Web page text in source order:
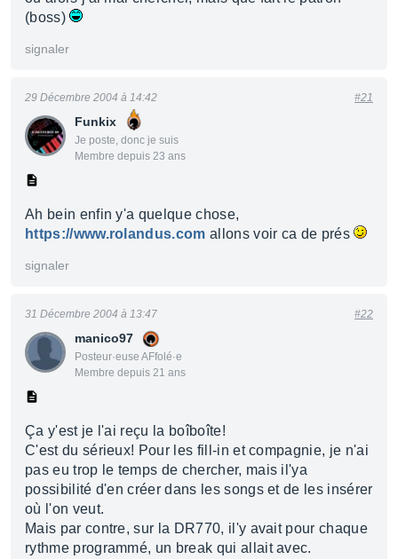
(boss)
signaler
Funkix
Je poste, donc je suis
Membre depuis 23 ans
29 Décembre 2004 à 14:42 #21
Ah bein enfin y'a quelque chose,
https://www.rolandus.com allons voir ca de prés
signaler
manico97
Posteur·euse AFfolé·e
Membre depuis 21 ans
31 Décembre 2004 à 13:47 #22
Ça y'est je l'ai reçu la boîboîte!
C'est du sérieux! Pour les fill-in et compagnie, je n'ai
pas eu trop le temps de chercher, mais il'ya
possibilité d'en créer dans les songs et de les insérer
où l'on veut.
Mais par contre, sur la DR770, il'y avait pour chaque
rythme programmé, un break qui allait avec.